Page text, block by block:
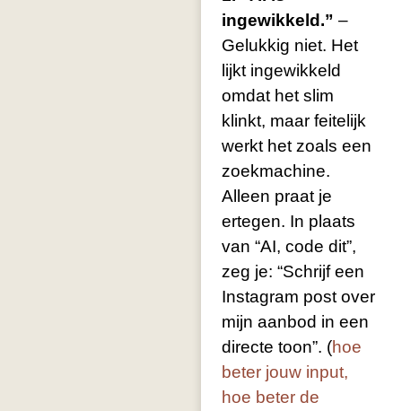
ingewikkeld.” –
Gelukkig niet. Het
lijkt ingewikkeld
omdat het slim
klinkt, maar feitelijk
werkt het zoals een
zoekmachine.
Alleen praat je
ertegen. In plaats
van “AI, code dit”,
zeg je: “Schrijf een
Instagram post over
mijn aanbod in een
directe toon”. (hoe
beter jouw input,
hoe beter de